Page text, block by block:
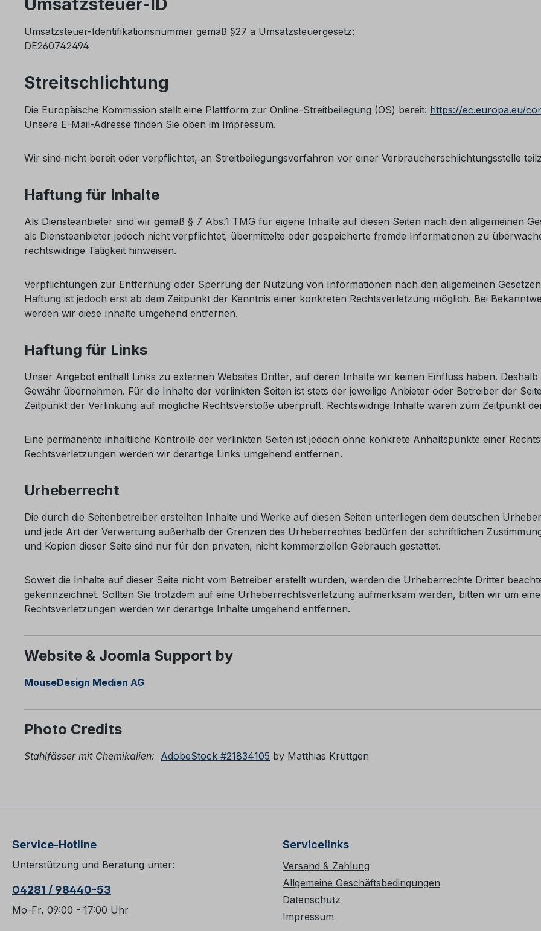
Umsatzsteuer-ID
Umsatzsteuer-Identifikationsnummer gemäß §27 a Umsatzsteuergesetz:
DE260742494
Streitschlichtung
Die Europäische Kommission stellt eine Plattform zur Online-Streitbeilegung (OS) bereit: https://ec.europa.eu/
Unsere E-Mail-Adresse finden Sie oben im Impressum.
Wir sind nicht bereit oder verpflichtet, an Streitbeilegungsverfahren vor einer Verbraucherschlichtungsstelle
Haftung für Inhalte
Als Diensteanbieter sind wir gemäß § 7 Abs.1 TMG für eigene Inhalte auf diesen Seiten nach den allgemeinen
als Diensteanbieter jedoch nicht verpflichtet, übermittelte oder gespeicherte fremde Informationen zu
rechtswidrige Tätigkeit hinweisen.
Verpflichtungen zur Entfernung oder Sperrung der Nutzung von Informationen nach den allgemeinen
Haftung ist jedoch erst ab dem Zeitpunkt der Kenntnis einer konkreten Rechtsverletzung möglich. Bei
werden wir diese Inhalte umgehend entfernen.
Haftung für Links
Unser Angebot enthält Links zu externen Websites Dritter, auf deren Inhalte wir keinen Einfluss haben.
Gewähr übernehmen. Für die Inhalte der verlinkten Seiten ist stets der jeweilige Anbieter oder Betreiber der
Zeitpunkt der Verlinkung auf mögliche Rechtsverstöße überprüft. Rechtswidrige Inhalte waren zum Zeitpunkt
Eine permanente inhaltliche Kontrolle der verlinkten Seiten ist jedoch ohne konkrete Anhaltspunkte einer
Rechtsverletzungen werden wir derartige Links umgehend entfernen.
Urheberrecht
Die durch die Seitenbetreiber erstellten Inhalte und Werke auf diesen Seiten unterliegen dem deutschen
und jede Art der Verwertung außerhalb der Grenzen des Urheberrechtes bedürfen der schriftlichen
und Kopien dieser Seite sind nur für den privaten, nicht kommerziellen Gebrauch gestattet.
Soweit die Inhalte auf dieser Seite nicht vom Betreiber erstellt wurden, werden die Urheberrechte Dritter
gekennzeichnet. Sollten Sie trotzdem auf eine Urheberrechtsverletzung aufmerksam werden, bitten wir um
Rechtsverletzungen werden wir derartige Inhalte umgehend entfernen.
Website & Joomla Support by
MouseDesign Medien AG
Photo Credits
Stahlfässer mit Chemikalien: AdobeStock #21834105 by Matthias Krüttgen
Service-Hotline
Unterstützung und Beratung unter:
04281 / 98440-53
Mo-Fr, 09:00 - 17:00 Uhr
Servicelinks
Versand & Zahlung
Allgemeine Geschäftsbedingungen
Datenschutz
Impressum